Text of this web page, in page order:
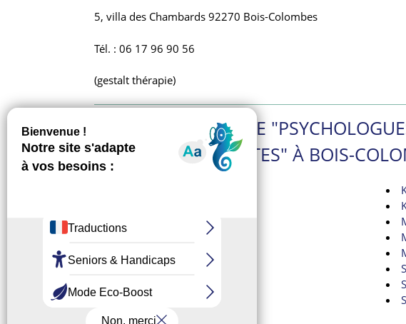
5, villa des Chambards 92270 Bois-Colombes
Tél. : 06 17 96 90 56
(gestalt thérapie)
DANS LA CATÉGORIE
PSYCHOTHÉRAPEUTES" À BOIS-
De Septenville Amandine
Edelstein Emmanuelle
Elisabeth Darchis
Jean-Patrick Darchis
Jemela Broddes